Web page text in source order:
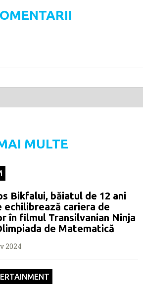
MULTE
Bikfalui, băiatul de 12 ani
echilibrează cariera de
în filmul Transilvanian Ninja
de Matematică
2024